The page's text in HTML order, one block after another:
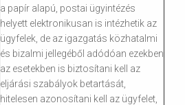
a papír alapú, postai ügyintézés
helyett elektronikusan is intézhetik az
ügyfelek, de az igazgatás közhatalmi
és bizalmi jellegéből adódóan ezekben
az esetekben is biztosítani kell az
eljárási szabályok betartását,
hitelesen azonosítani kell az ügyfelet,